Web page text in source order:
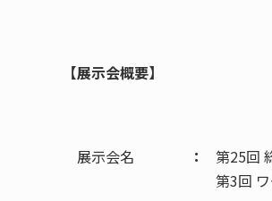
【展示会概要】
展示会名 ：
第25回
第3回